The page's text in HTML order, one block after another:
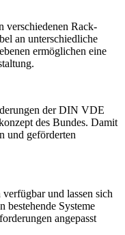
verschiedenen Rack-
an unterschiedliche
ermöglichen eine
der DIN VDE
des Bundes. Damit
und geförderten
und lassen sich
bestehende Systeme
angepasst